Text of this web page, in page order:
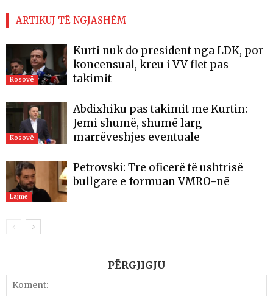
ARTIKUJ TË NGJASHËM
Kosovë
Kurti nuk do president nga LDK, por
koncensual, kreu i VV flet pas
takimit
Kosovë
Abdixhiku pas takimit me Kurtin:
Jemi shumë, shumë larg
marrëveshjes eventuale
Lajme
Petrovski: Tre oficerë të ushtrisë
bullgare e formuan VMRO-në
PËRGJIGJU